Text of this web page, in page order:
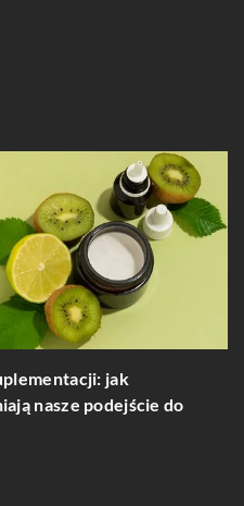
jak
nasze podejście do